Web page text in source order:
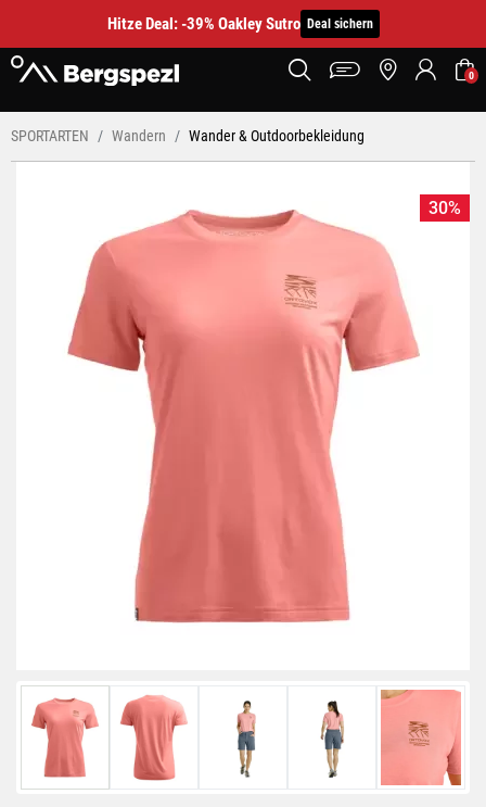
Hitze Deal: -39% Oakley Sutro Deal sichern
0
SPORTARTEN Wandern Wander & Outdoorbekleidung
30%